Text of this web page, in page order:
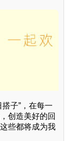
子”，在每一
创造美好的回
些都将成为我